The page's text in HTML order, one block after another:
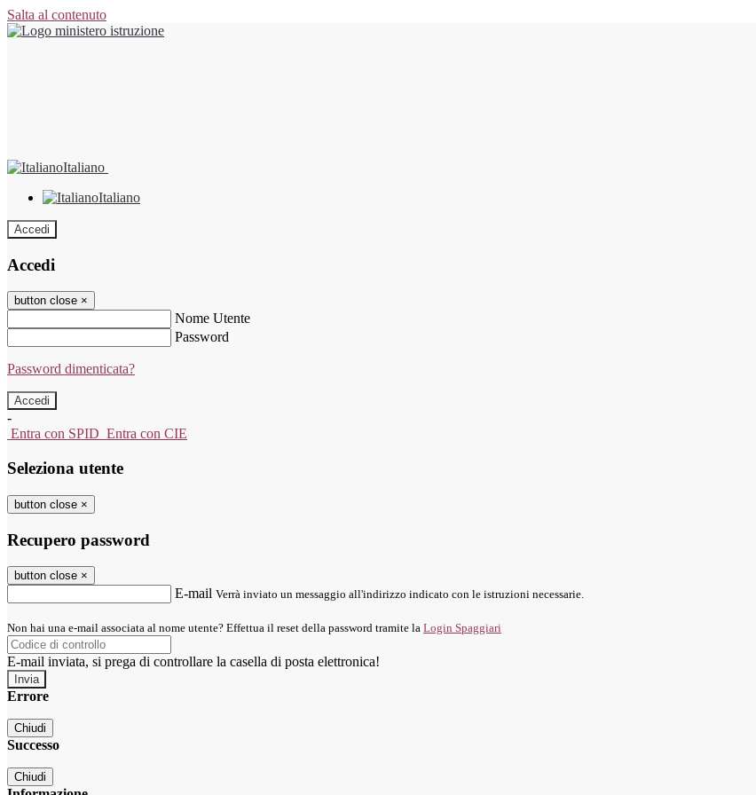
Salta al contenuto
Italiano
Italiano
Accedi
Accedi
button close ×
Nome Utente
Password
Password dimenticata?
-
Entra con SPID Entra con CIE
Seleziona utente
button close ×
Recupero password
button close ×
E-mail Verrà inviato un messaggio all'indirizzo indicato con le istruzioni necessarie.
Non hai una e-mail associata al nome utente? Effettua il reset della password tramite la Login Spaggiari
E-mail inviata, si prega di controllare la casella di posta elettronica!
Errore
Chiudi
Successo
Chiudi